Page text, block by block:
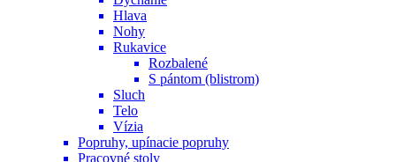
Hlava
Nohy
Rukavice
Rozbalené
S pántom (blistrom)
Sluch
Telo
Vízia
Popruhy, upínacie popruhy
Pracovné stoly